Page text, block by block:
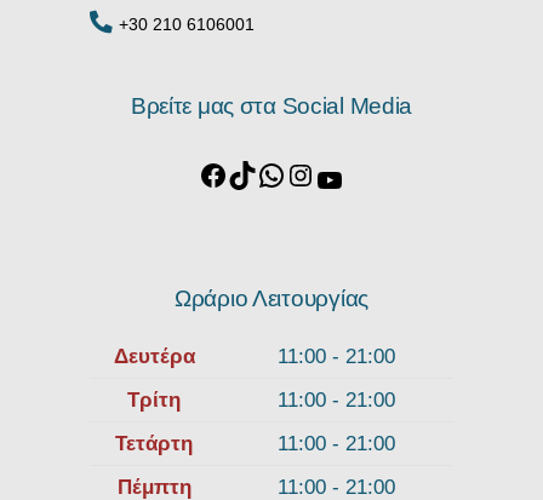
+30 210 6106001
Βρείτε μας στα Social Media
Ωράριο Λειτουργίας
Δευτέρα
11:00 - 21:00
Τρίτη
11:00 - 21:00
Τετάρτη
11:00 - 21:00
Πέμπτη
11:00 - 21:00